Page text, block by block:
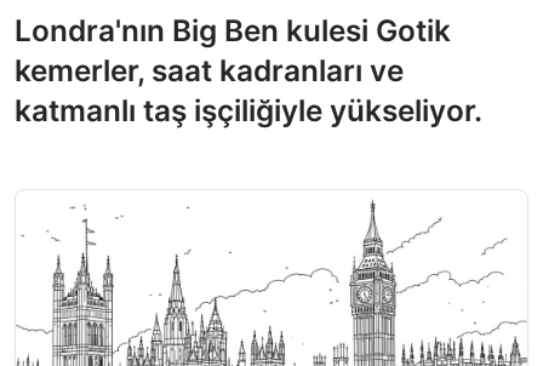
Londra'nın Big Ben kulesi Gotik
kemerler, saat kadranları ve
katmanlı taş işçiliğiyle yükseliyor.